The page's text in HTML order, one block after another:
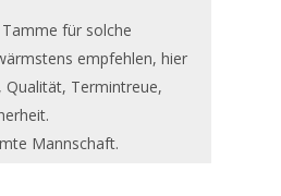
für solche
empfehlen, hier
Qualität, Termintreue,
Mannschaft.